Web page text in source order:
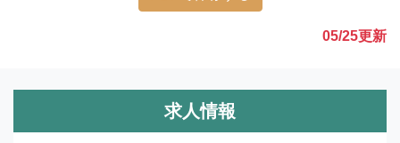
05/25更新
求人情報